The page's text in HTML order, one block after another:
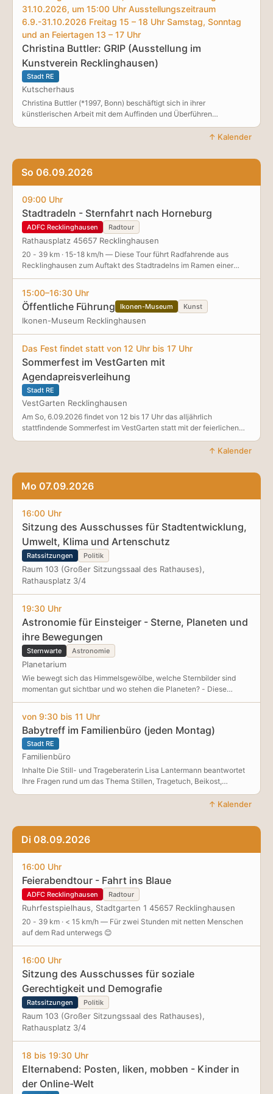
Wodka „in der Fritteuse geschnetzelt“. Foto: StephanPickFotografie
31.10.2026, um 15:00 Uhr Ausstellungszeitraum
6.9.-31.10.2026 Freitag 15 – 18 Uhr Samstag, Sonntag
und an Feiertagen 13 – 17 Uhr
Christina Buttler: GRIP (Ausstellung im
Kunstverein Recklinghausen)
Stadt RE
Kutscherhaus
Christina Buttler (*1997, Bonn) beschäftigt sich in ihrer
künstlerischen Arbeit mit dem Auffinden und Überführen
alltäglicher visueller Strukturen in die Sphäre der Malerei. Dabei
entstehen Bildräume, die von geometrischen, sich ausdehnenden
sind. Durch das Verschieben, Ausschneiden und Deformieren
motivischer Objekte lösen sich die Werke von einer direkten
Ausgangspunkt von Christina Buttlers Malerei. Was im Alltag oft
unbeachtet bleibt, verwandelt sich in abstrakte Bildräume und
eröffnet einen erweiterten Blick auf die Welt – und darauf, wie wir
sie sehen.
↑ Kalender
So 06.09.2026
09:00 Uhr
Stadtradeln - Sternfahrt nach Horneburg
ADFC Recklinghausen Radtour
Rathausplatz 45657 Recklinghausen
20 - 39 km · 15-18 km/h — Diese Tour führt Radfahrende aus
Recklinghausen zum Auftakt des Stadtradelns im Ramen einer
Sternfahrt zum Kreisgartenbaulehrbetrieb in Horneburg.
15:00–16:30 Uhr
Öffentliche Führung Ikonen-Museum Kunst
Ikonen-Museum Recklinghausen
Das Fest findet statt von 12 Uhr bis 17 Uhr
Sommerfest im VestGarten mit
Agendapreisverleihung
Stadt RE
VestGarten Recklinghausen
Am So, 6.09.2026 findet von 12 bis 17 Uhr das alljährlich
stattfindende Sommerfest im VestGarten statt mit der feierlichen
Verleihung des Agendapreises durch den Bürgermeister der Stadt.
Der VestGarten ist ein Gemeinschaftsgarten auf dem Quellberg, wo
gemeinsam gärtnern, Obst, Gemüse und Kräuter anbauen und
Insekten viel Naturraum zur Verfügung stellen. Während des
Infostände und vieles mehr. Der Höhepunkt des Festes ist die
feierliche Verleihung des Agendapreises um 14 Uhr durch den
Bürgermeister der Stadt. Die Lokale Agenda zeichnet seit 24
Jahren Projekte und Initiativen aus, die sich für eine na
↑ Kalender
Mo 07.09.2026
16:00 Uhr
Sitzung des Ausschusses für Stadtentwicklung,
Umwelt, Klima und Artenschutz
Ratssitzungen Politik
Raum 103 (Großer Sitzungssaal des Rathauses),
Rathausplatz 3/4
19:30 Uhr
Astronomie für Einsteiger - Sterne, Planeten und
ihre Bewegungen
Sternwarte Astronomie
Planetarium
Wie bewegt sich das Himmelsgewölbe, welche Sternbilder sind
momentan gut sichtbar und wo stehen die Planeten? - Diese
Vorführung richtet sich an Einsteiger, die sich eine anschauliche
Erläuterung der
von 9:30 bis 11 Uhr
Babytreff im Familienbüro (jeden Montag)
Stadt RE
Familienbüro
Inhalte Die Still- und Trageberaterin Lisa Lantermann beantwortet
Ihre Fragen rund um das Thema Stillen, Tragetuch, Beikost,
Entwicklung des Kindes uvm. Alle sind herzlich willkommen – auch
Geschwisterkinder dürfen gerne mitgebracht werden. Die↑ Kalender
Di 08.09.2026
16:00 Uhr
Feierabendtour - Fahrt ins Blaue
ADFC Recklinghausen Radtour
Ruhrfestspielhaus, Stadtgarten 1 45657 Recklinghausen
20 - 39 km · < 15 km/h — Für zwei Stunden mit netten Menschen
auf dem Rad unterwegs 😊
16:00 Uhr
Sitzung des Ausschusses für soziale
Gerechtigkeit und Demografie
Ratssitzungen Politik
Raum 103 (Großer Sitzungssaal des Rathauses),
Rathausplatz 3/4
18 bis 19:30 Uhr
Elternabend: Posten, liken, mobben - Kinder in
der Online-Welt